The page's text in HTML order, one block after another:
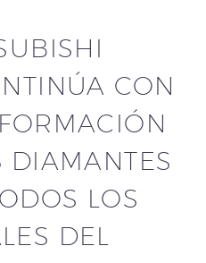
CON
DIAMANTES
LOS
DEL